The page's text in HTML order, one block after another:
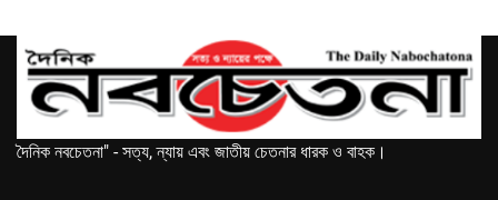
দৈনিক নবচেতনা" - সত্য, ন্যায় এবং জাতীয় চেতনার ধারক ও বাহক।